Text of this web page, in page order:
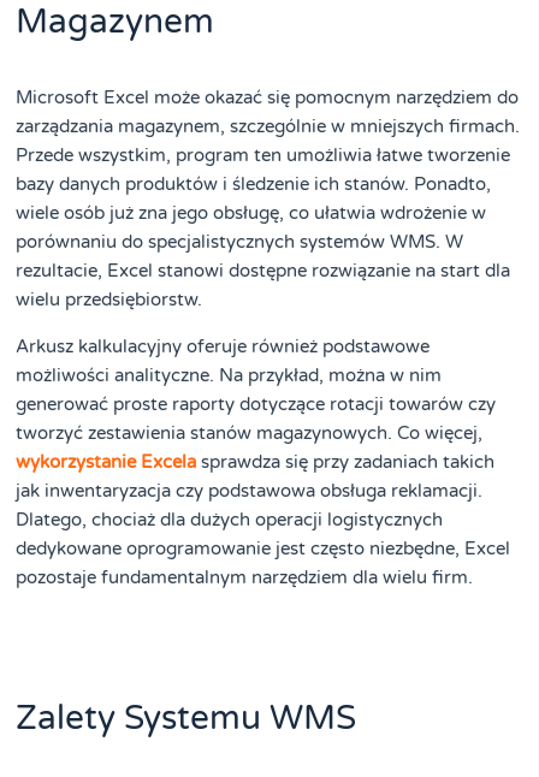
Magazynem
Microsoft Excel może okazać się pomocnym narzędziem do
zarządzania magazynem, szczególnie w mniejszych firmach.
Przede wszystkim, program ten umożliwia łatwe tworzenie
bazy danych produktów i śledzenie ich stanów. Ponadto,
wiele osób już zna jego obsługę, co ułatwia wdrożenie w
porównaniu do specjalistycznych systemów WMS. W
rezultacie, Excel stanowi dostępne rozwiązanie na start dla
wielu przedsiębiorstw.
Arkusz kalkulacyjny oferuje również podstawowe
możliwości analityczne. Na przykład, można w nim
generować proste raporty dotyczące rotacji towarów czy
tworzyć zestawienia stanów magazynowych. Co więcej,
wykorzystanie Excela sprawdza się przy zadaniach takich
jak inwentaryzacja czy podstawowa obsługa reklamacji.
Dlatego, chociaż dla dużych operacji logistycznych
dedykowane oprogramowanie jest często niezbędne, Excel
pozostaje fundamentalnym narzędziem dla wielu firm.
Zalety Systemu WMS